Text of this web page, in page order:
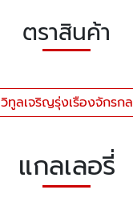
ตราสินค้า
วิทูลเจริญรุ่งเรืองจักรกล
แกลเลอรี่